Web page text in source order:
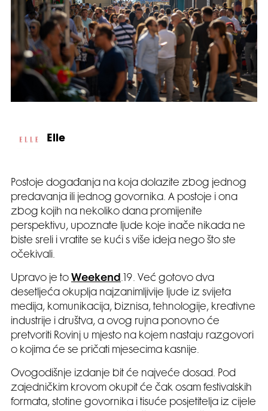
Elle
Postoje događanja na koja dolazite zbog jednog
predavanja ili jednog govornika. A postoje i ona
zbog kojih na nekoliko dana promijenite
perspektivu, upoznate ljude koje inače nikada ne
biste sreli i vratite se kući s više ideja nego što ste
očekivali.
Upravo je to Weekend.19. Već gotovo dva
desetljeća okuplja najzanimljivije ljude iz svijeta
medija, komunikacija, biznisa, tehnologije, kreativne
industrije i društva, a ovog rujna ponovno će
pretvoriti Rovinj u mjesto na kojem nastaju razgovori
o kojima će se pričati mjesecima kasnije.
Ovogodišnje izdanje bit će najveće dosad. Pod
zajedničkim krovom okupit će čak osam festivalskih
formata, stotine govornika i tisuće posjetitelja iz cijele